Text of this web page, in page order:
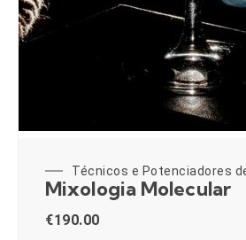
Técnicos e Potenciadores
Mixologia Molecular
€190.00